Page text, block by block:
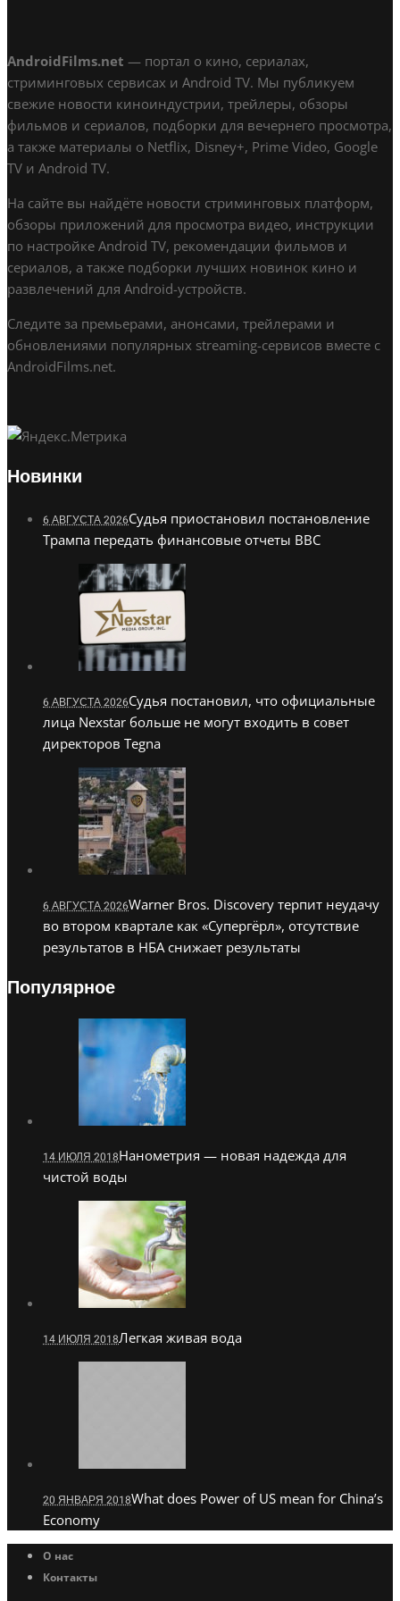
AndroidFilms.net — портал о кино, сериалах,
стриминговых сервисах и Android TV. Мы публикуем
свежие новости киноиндустрии, трейлеры, обзоры
фильмов и сериалов, подборки для вечернего просмотра,
а также материалы о Netflix, Disney+, Prime Video, Google
TV и Android TV.
На сайте вы найдёте новости стриминговых платформ,
обзоры приложений для просмотра видео, инструкции
по настройке Android TV, рекомендации фильмов и
сериалов, а также подборки лучших новинок кино и
развлечений для Android-устройств.
Следите за премьерами, анонсами, трейлерами и
обновлениями популярных streaming-сервисов вместе с
AndroidFilms.net.
Новинки
6 АВГУСТА 2026Судья приостановил постановление
Трампа передать финансовые отчеты BBC
6 АВГУСТА 2026Судья постановил, что официальные
лица Nexstar больше не могут входить в совет
директоров Tegna
6 АВГУСТА 2026Warner Bros. Discovery терпит неудачу
во втором квартале как «Супергёрл», отсутствие
результатов в НБА снижает результаты
Популярное
14 ИЮЛЯ 2018Нанометрия — новая надежда для
чистой воды
14 ИЮЛЯ 2018Легкая живая вода
20 ЯНВАРЯ 2018What does Power of US mean for China’s
Economy
О нас
Контакты